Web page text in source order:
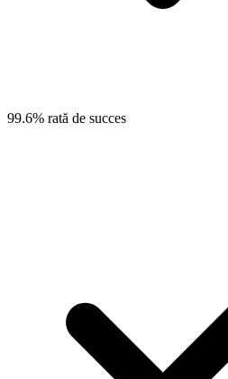
99.6% rată de succes